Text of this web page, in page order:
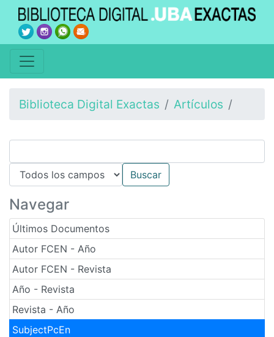
Biblioteca Digital Exactas Artículos
Navegar
Últimos Documentos
Autor FCEN - Año
Autor FCEN - Revista
Año - Revista
Revista - Año
SubjectPcEn